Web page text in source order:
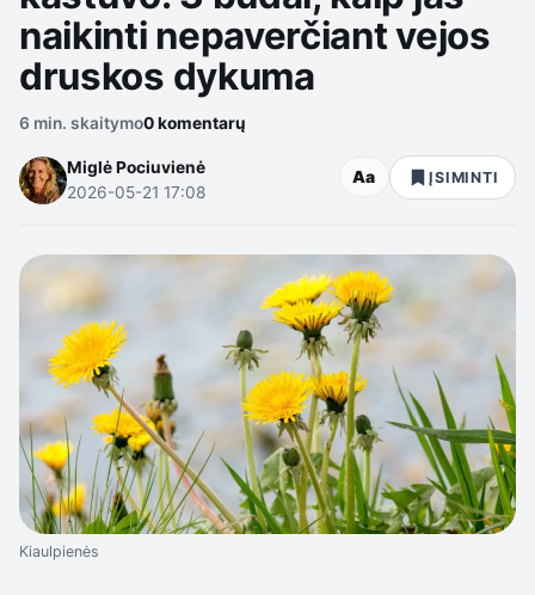
naikinti nepaverčiant vejos
druskos dykuma
6 min. skaitymo0 komentarų
Miglė Pociuvienė
2026-05-21 17:08
Aa ĮSIMINTI
Kiaulpienės